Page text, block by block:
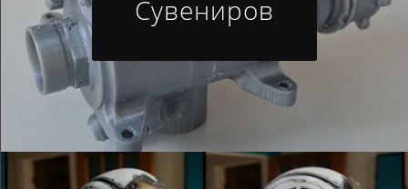
Сувениров